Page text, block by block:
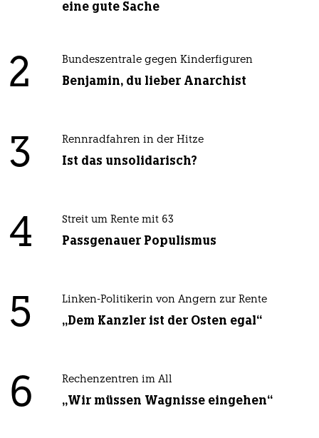
eine gute Sache
2 Bundeszentrale gegen Kinderfiguren
Benjamin, du lieber Anarchist
3 Rennradfahren in der Hitze
Ist das unsolidarisch?
4 Streit um Rente mit 63
Passgenauer Populismus
5 Linken-Politikerin von Angern zur Rente
„Dem Kanzler ist der Osten egal“
6 Rechenzentren im All
„Wir müssen Wagnisse eingehen“